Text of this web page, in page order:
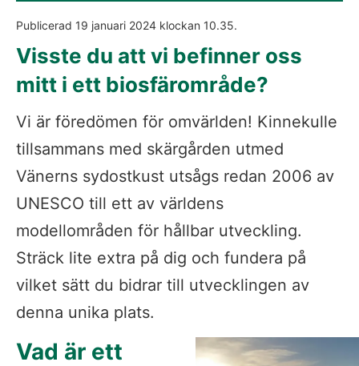
Publicerad 19 januari 2024 klockan 10.35.
Visste du att vi befinner oss
mitt i ett biosfärområde?
Vi är föredömen för omvärlden! Kinnekulle
tillsammans med skärgården utmed
Vänerns sydostkust utsågs redan 2006 av
UNESCO till ett av världens
modellområden för hållbar utveckling.
Sträck lite extra på dig och fundera på
vilket sätt du bidrar till utvecklingen av
denna unika plats.
Vad är ett